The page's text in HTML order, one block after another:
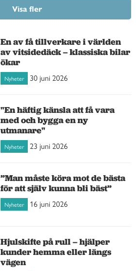
Visa fler
En av få tillverkare i världen
av vitsidedäck – klassiska bilar
ökar
Nyheter 30 juni 2026
"En häftig känsla att få vara
med och bygga en ny
utmanare"
Nyheter 23 juni 2026
”Man måste köra mot de bästa
för att själv kunna bli bäst”
Nyheter 16 juni 2026
Hjulskifte på rull – hjälper
kunder hemma eller längs
vägen